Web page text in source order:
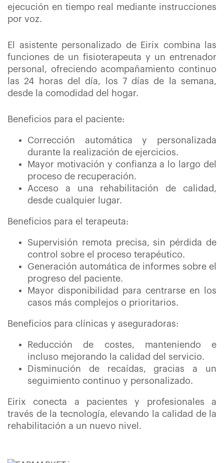
ejecución en tiempo real mediante instrucciones
por voz.
El asistente personalizado de Eirix combina las
funciones de un fisioterapeuta y un entrenador
personal, ofreciendo acompañamiento continuo
las 24 horas del día, los 7 días de la semana,
desde la comodidad del hogar.
Beneficios para el paciente:
Corrección automática y personalizada
durante la realización de ejercicios.
Mayor motivación y confianza a lo largo del
proceso de recuperación.
Acceso a una rehabilitación de calidad,
desde cualquier lugar.
Beneficios para el terapeuta:
Supervisión remota precisa, sin pérdida de
control sobre el proceso terapéutico.
Generación automática de informes sobre el
progreso del paciente.
Mayor disponibilidad para centrarse en los
casos más complejos o prioritarios.
Beneficios para clínicas y aseguradoras:
Reducción de costes, manteniendo e
incluso mejorando la calidad del servicio.
Disminución de recaídas, gracias a un
seguimiento continuo y personalizado.
Eirix conecta a pacientes y profesionales a
través de la tecnología, elevando la calidad de la
rehabilitación a un nuevo nivel.